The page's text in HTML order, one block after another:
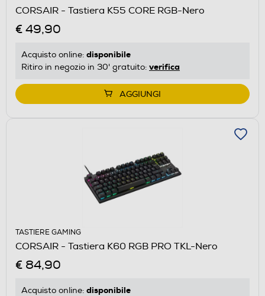
CORSAIR - Tastiera K55 CORE RGB-Nero
€ 49,90
Acquisto online: disponibile
Ritiro in negozio in 30' gratuito: verifica
AGGIUNGI
TASTIERE GAMING
CORSAIR - Tastiera K60 RGB PRO TKL-Nero
€ 84,90
Acquisto online: disponibile